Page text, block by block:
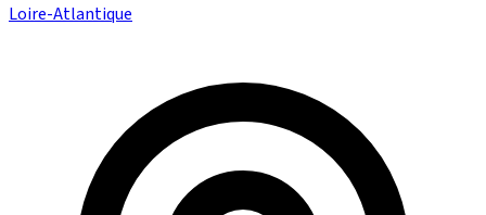
Loire-Atlantique